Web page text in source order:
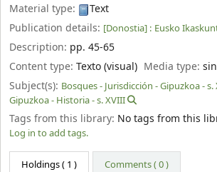
Material type:
Text
Publication details: [Donostia] : Eusko
Description: pp. 45-65
Content type: Texto (visual) Media type:
Subject(s): Bosques - Jurisdicción - Gipuzkoa - s.
Gipuzkoa - Historia - s. XVIII
Tags from this library: No tags from this
Log in to add tags.
Holdings( 1 ) Comments ( 0 )